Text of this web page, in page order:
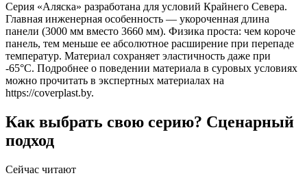
Серия «Аляска» разработана для условий Крайнего Севера.
Главная инженерная особенность — укороченная длина
панели (3000 мм вместо 3660 мм). Физика проста: чем короче
панель, тем меньше ее абсолютное расширение при перепаде
температур. Материал сохраняет эластичность даже при
-65°C. Подробнее о поведении материала в суровых условиях
можно прочитать в экспертных материалах на
https://coverplast.by.
Как выбрать свою серию? Сценарный
подход
Сейчас читают